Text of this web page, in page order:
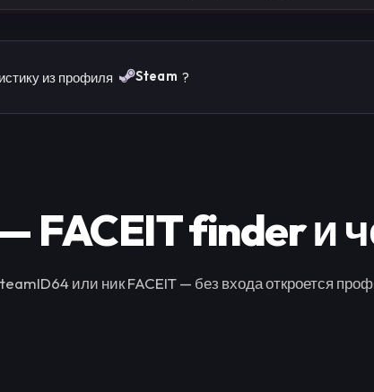
из профиля Steam ?
FACEIT finder и
или ник FACEIT — без входа откроется